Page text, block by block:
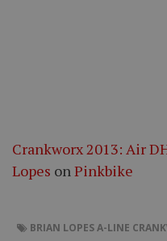
Crankworx 2013: Air
Lopes onPinkbike
BRIAN LOPESA-LINE